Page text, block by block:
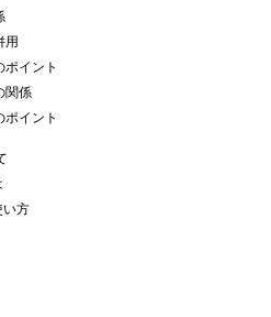
用
イント
関係
イント
い方